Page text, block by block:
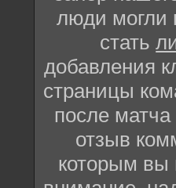
люди могли
стать
добавления
страницы
после
отзыв
которым вы